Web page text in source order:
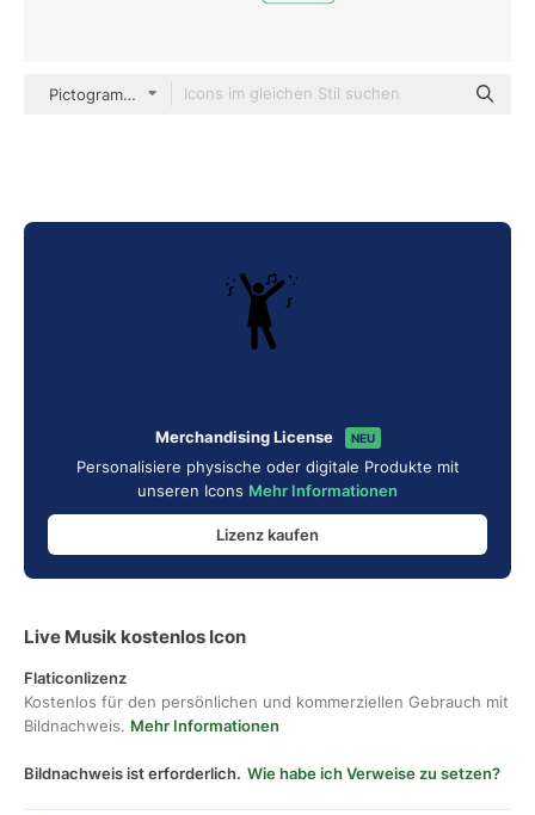
Pictograms Fill
Merchandising License NEU
Personalisiere physische oder digitale Produkte mit
unseren Icons Mehr Informationen
Lizenz kaufen
Live Musik kostenlos Icon
Flaticonlizenz
Kostenlos für den persönlichen und kommerziellen Gebrauch mit
Bildnachweis. Mehr Informationen
Bildnachweis ist erforderlich. Wie habe ich Verweise zu setzen?